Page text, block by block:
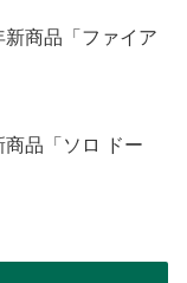
商品「ファイア
品「ソロ ドー